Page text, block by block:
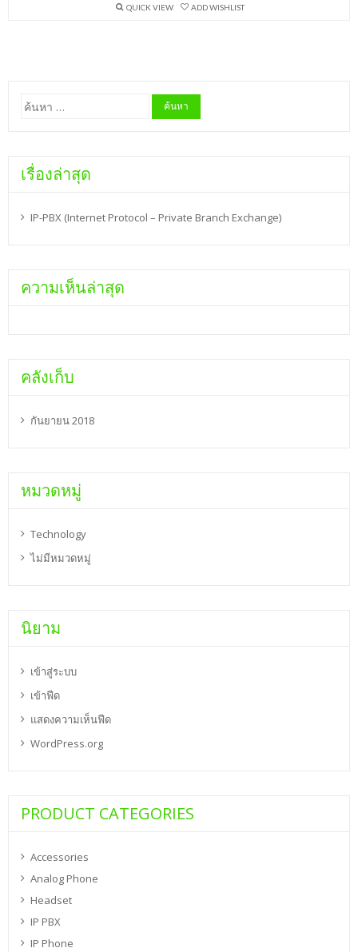
QUICK VIEW ADD WISHLIST
ค้นหา
สำหรับ:
เรื่องล่าสุด
IP-PBX (Internet Protocol – Private Branch Exchange)
ความเห็นล่าสุด
คลังเก็บ
กันยายน 2018
หมวดหมู่
Technology
ไม่มีหมวดหมู่
นิยาม
เข้าสู่ระบบ
เข้าฟีด
แสดงความเห็นฟีด
WordPress.org
PRODUCT CATEGORIES
Accessories
Analog Phone
Headset
IP PBX
IP Phone